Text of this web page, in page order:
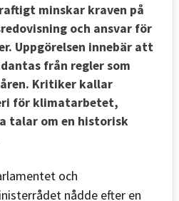
minskar kraven på
och ansvar för
Uppgörelsen innebär att
från regler som
Kritiker kallar
för klimatarbetet,
talar om en historisk
och
nådde efter en